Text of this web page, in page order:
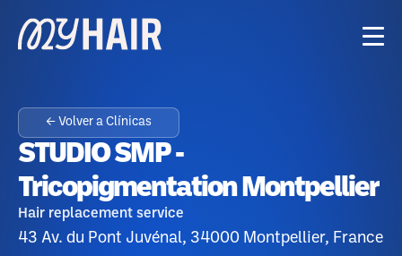
← Volver a Clínicas
STUDIO SMP -
Tricopigmentation Montpellier
Hair replacement service
43 Av. du Pont Juvénal, 34000 Montpellier, France